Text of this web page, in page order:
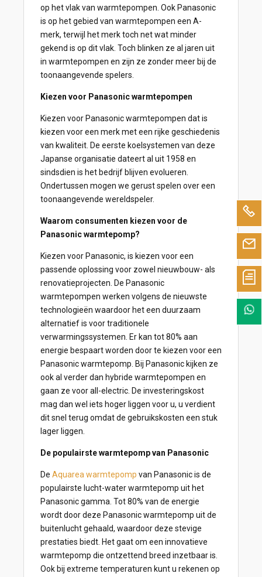
op het vlak van warmtepompen. Ook Panasonic
is op het gebied van warmtepompen een A-
merk, terwijl het merk toch net wat minder
gekend is op dit vlak. Toch blinken ze al jaren uit
in warmtepompen en zijn ze zonder meer bij de
toonaangevende spelers.
Kiezen voor Panasonic warmtepompen
Kiezen voor Panasonic warmtepompen dat is
kiezen voor een merk met een rijke geschiedenis
van kwaliteit. De eerste koelsystemen van deze
Japanse organisatie dateert al uit 1958 en
sindsdien is het bedrijf blijven evolueren.
Ondertussen mogen we gerust spelen over een
toonaangevende wereldspeler.
Waarom consumenten kiezen voor de
Panasonic warmtepomp?
Kiezen voor Panasonic, is kiezen voor een
passende oplossing voor zowel nieuwbouw- als
renovatieprojecten. De Panasonic
warmtepompen werken volgens de nieuwste
technologieën waardoor het een duurzaam
alternatief is voor traditionele
verwarmingssystemen. Er kan tot 80% aan
energie bespaart worden door te kiezen voor een
Panasonic warmtepomp. Bij Panasonic kijken ze
ook al verder dan hybride warmtepompen en
gaan ze voor all-electric. De investeringskost
mag dan wel iets hoger liggen voor u, u verdient
dit snel terug omdat de gebruikskosten een stuk
lager liggen.
De populairste warmtepomp van Panasonic
De Aquarea warmtepomp van Panasonic is de
populairste lucht-water warmtepomp uit het
Panasonic gamma. Tot 80% van de energie
wordt door deze Panasonic warmtepomp uit de
buitenlucht gehaald, waardoor deze stevige
prestaties biedt. Het gaat om een innovatieve
warmtepomp die ontzettend breed inzetbaar is.
Ook bij extreme temperaturen kunt u rekenen op